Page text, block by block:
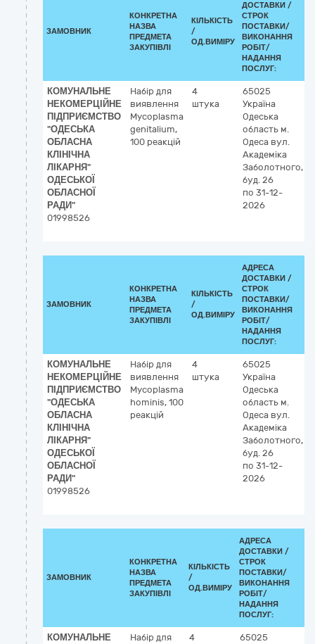
ЗАМОВНИК
КОНКРЕТНА
НАЗВА
ПРЕДМЕТА
ЗАКУПІВЛІ
КІЛЬКІСТЬ
/
ОД.ВИМІРУ
ДОСТАВКИ /
СТРОК
ПОСТАВКИ/
ВИКОНАННЯ
РОБІТ/
НАДАННЯ
ПОСЛУГ:
КОМУНАЛЬНЕ
НЕКОМЕРЦІЙНЕ
ПІДПРИЄМСТВО
"ОДЕСЬКА
ОБЛАСНА
КЛІНІЧНА
ЛІКАРНЯ"
ОДЕСЬКОЇ
ОБЛАСНОЇ
РАДИ"
01998526
Набір для
виявлення
Mycoplasma
genitalium,
100 реакцій
4
штука
65025
Україна
Одеська
область м.
Одеса вул.
Академіка
Заболотного,
буд. 26
по 31-12-
2026
ЗАМОВНИК
КОНКРЕТНА
НАЗВА
ПРЕДМЕТА
ЗАКУПІВЛІ
КІЛЬКІСТЬ
/
ОД.ВИМІРУ
АДРЕСА
ДОСТАВКИ /
СТРОК
ПОСТАВКИ/
ВИКОНАННЯ
РОБІТ/
НАДАННЯ
ПОСЛУГ:
КОМУНАЛЬНЕ
НЕКОМЕРЦІЙНЕ
ПІДПРИЄМСТВО
"ОДЕСЬКА
ОБЛАСНА
КЛІНІЧНА
ЛІКАРНЯ"
ОДЕСЬКОЇ
ОБЛАСНОЇ
РАДИ"
01998526
Набір для
виявлення
Mycoplasma
hominis, 100
реакцій
4
штука
65025
Україна
Одеська
область м.
Одеса вул.
Академіка
Заболотного,
буд. 26
по 31-12-
2026
ЗАМОВНИК
КОНКРЕТНА
НАЗВА
ПРЕДМЕТА
ЗАКУПІВЛІ
КІЛЬКІСТЬ
/
ОД.ВИМІРУ
АДРЕСА
ДОСТАВКИ /
СТРОК
ПОСТАВКИ/
ВИКОНАННЯ
РОБІТ/
НАДАННЯ
ПОСЛУГ:
КОМУНАЛЬНЕ
Набір для
4
65025